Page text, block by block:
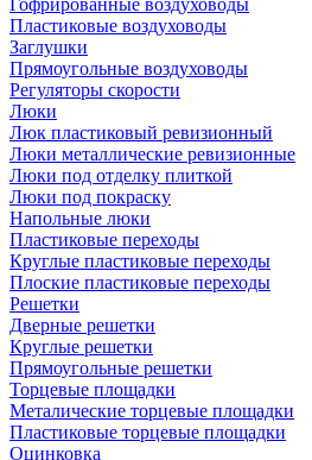
Гофрированные воздуховоды
Пластиковые воздуховоды
Заглушки
Прямоугольные воздуховоды
Регуляторы скорости
Люки
Люк пластиковый ревизионный
Люки металлические ревизионные
Люки под отделку плиткой
Люки под покраску
Напольные люки
Пластиковые переходы
Круглые пластиковые переходы
Плоские пластиковые переходы
Решетки
Дверные решетки
Круглые решетки
Прямоугольные решетки
Торцевые площадки
Металические торцевые площадки
Пластиковые торцевые площадки
Оцинковка